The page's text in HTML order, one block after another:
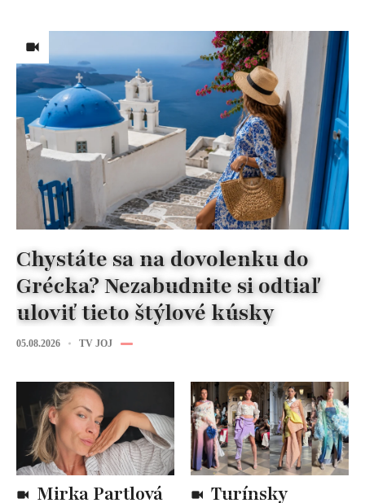
Chystáte sa na dovolenku do
Grécka? Nezabudnite si odtiaľ
uloviť tieto štýlové kúsky
05.08.2026 TV JOJ